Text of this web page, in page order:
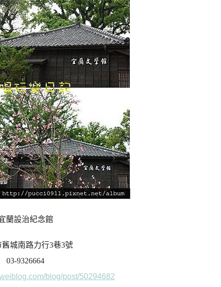
蘭設治紀念館
城南路力行3巷3號
03-9326664
blog/post/50294682